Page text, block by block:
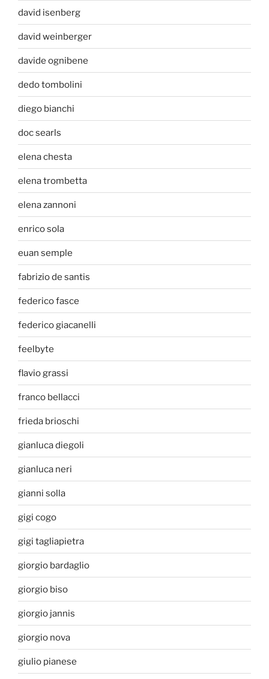
david isenberg
david weinberger
davide ognibene
dedo tombolini
diego bianchi
doc searls
elena chesta
elena trombetta
elena zannoni
enrico sola
euan semple
fabrizio de santis
federico fasce
federico giacanelli
feelbyte
flavio grassi
franco bellacci
frieda brioschi
gianluca diegoli
gianluca neri
gianni solla
gigi cogo
gigi tagliapietra
giorgio bardaglio
giorgio biso
giorgio jannis
giorgio nova
giulio pianese